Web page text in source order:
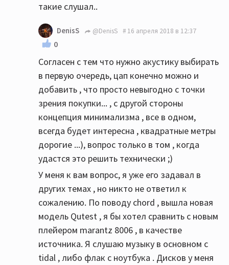
такие слушал..
DenisS @DenisS 16 апреля 2018 в 12:37
0
Согласен с тем что нужно акустику выбирать
в первую очередь, цап конечно можно и
добавить , что просто невыгодно с точки
зрения покупки... , с другой стороны
концепция минимализма , все в одном,
всегда будет интересна , квадратные метры
дорогие ...), вопрос только в том , когда
удастся это решить технически ;)
У меня к вам вопрос, я уже его задавал в
других темах , но никто не ответил к
сожалению. По поводу chord , вышла новая
модель Qutest , я бы хотел сравнить с новым
плейером marantz 8006 , в качестве
источника. Я слушаю музыку в основном с
tidal , либо флак с ноутбука . Дисков у меня